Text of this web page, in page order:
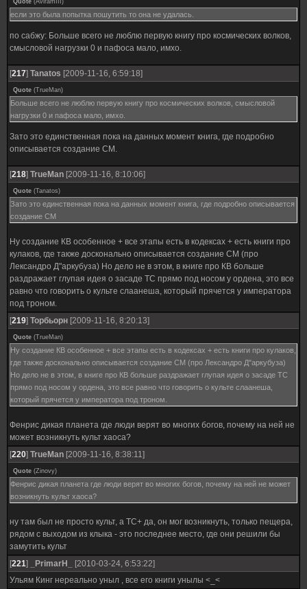
Quote (AviramIII )
если это была попытка пошутить то она не удалась.
по сабжу: Больше всего не люблю первую книгу про космических волков,
смысловой нагрузки 0 и пафоса мало, имхо.
[217] Tanatos [2009-11-16, 6:59:18]
Quote (TrueMan)
Больше всего не люблю первую книгу про космических волков, смысловой
нагрузки 0 и пафоса мало, имхо.
Зато это единственная пока на данных момент книга, где подробно
описывается создание СМ.
[218] TrueMan [2009-11-16, 8:10:06]
Quote (Tanatos)
Зато это единственная пока на данных момент книга, где подробно описывается
создание СМ
Ну создание КВ особенное + все этапы есть в кодексах + есть книги про
кулаков, где также досконально описывается создание СМ (про
Лександро Д"аркубуза) Но дело не в этом, в книге про КВ больше
раздражает глупая идея о засаде ТС прямо под носом у ордена, это все
равно что говорить о культе слаанеша, который прячется у императора
под троном.
[219] Торбьорн [2009-11-16, 8:20:13]
Quote (TrueMan)
Ну создание КВ особенное + все этапы есть в кодексах + есть книги про кулаков,
где также досконально описывается создание СМ (про Лександро Д"аркубуза)
Но дело не в этом, в книге про КВ больше раздражает глупая идея о засаде ТС
прямо под носом у ордена, это все равно что говорить о культе слаанеша,
который прячется у императора под троном.
Фенрис дикая планета где люди верят во многих богов, почему на ней не
может возникнуть культ хаоса?
[220] TrueMan [2009-11-16, 8:38:11]
Quote (Zinovy)
Фенрис дикая планета где люди верят во многих богов, почему на ней не может
возникнуть культ хаоса?
ну там был не просто культ, а ТС+ да, он мог возникнуть, только пещера,
рядом с выходом из клыка - это последнее место, где они решили бы
замутить культ
[221] _PrimarH_
[2010-03-24, 6:53:22]
Ульям Кинг нереально уныл , все его книги унылы <_<